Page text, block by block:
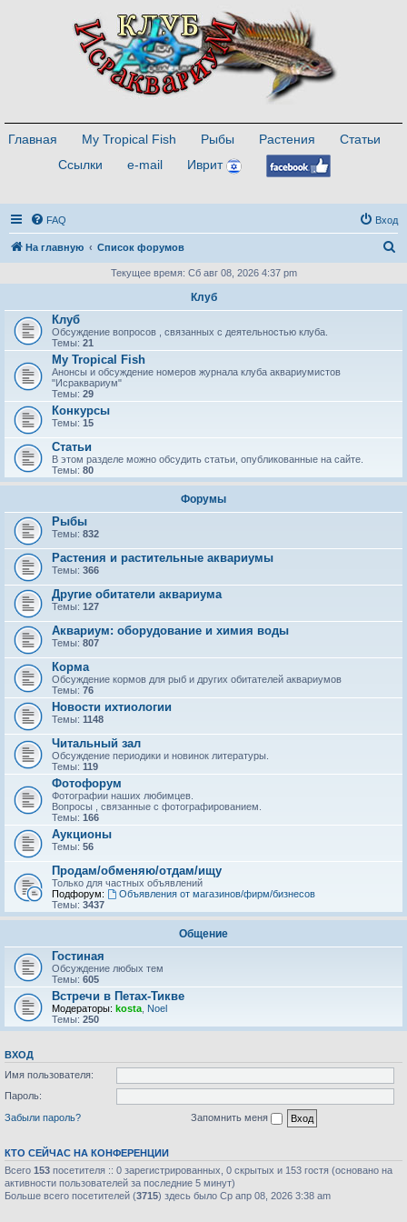
Главная My Tropical Fish Рыбы Растения
Статьи
Ссылки
e-mail Иврит
FAQ Вход
На главную Список форумов
с
Текущее время: Сб авг 08, 2026 4:37 pm
Клуб
Клуб
Обсуждение вопросов , связанных с деятельностью клуба.
Темы: 21
My Tropical Fish
Анонсы и обсуждение номеров журнала клуба аквариумистов
"Исраквариум"
Темы: 29
Конкурсы
Темы: 15
Статьи
В этом разделе можно обсудить статьи, опубликованные на сайте.
Темы: 80
Форумы
Рыбы
Темы: 832
Растения и растительные аквариумы
Темы: 366
Другие обитатели аквариума
Темы: 127
Аквариум: оборудование и химия воды
Темы: 807
Корма
Обсуждение кормов для рыб и других обитателей аквариумов
Темы: 76
Новости ихтиологии
Темы: 1148
Читальный зал
Обсуждение периодики и новинок литературы.
Темы: 119
Фотофорум
Фотографии наших любимцев.
Вопросы , связанные с фотографированием.
Темы: 166
Аукционы
Темы: 56
Продам/обменяю/отдам/ищу
Только для частных объявлений
Подфорум:
Объявления от магазинов/фирм/бизнесов
Темы: 3437
Общение
Гостиная
Обсуждение любых тем
Темы: 605
Встречи в Петах-Тикве
Модераторы: kosta Noel
Темы: 250
ВХОД
Имя пользователя:
Пароль:
Забыли пароль?
Запомнить меня
КТО СЕЙЧАС НА КОНФЕРЕНЦИИ
Всего 153 посетителя :: 0 зарегистрированных, 0 скрытых и 153 гостя (основано на
активности пользователей за последние 5 минут)
Больше всего посетителей (3715) здесь было Ср апр 08, 2026 3:38 am